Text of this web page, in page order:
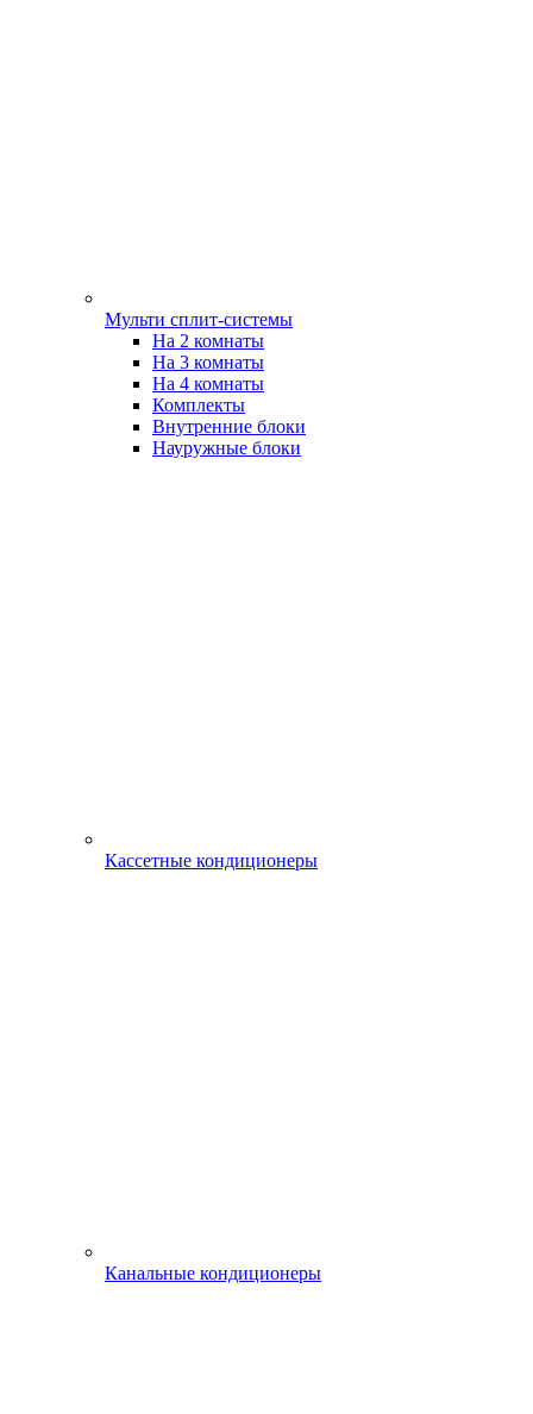
Мульти сплит-системы
На 2 комнаты
На 3 комнаты
На 4 комнаты
Комплекты
Внутренние блоки
Науружные блоки
Кассетные кондиционеры
Канальные кондиционеры